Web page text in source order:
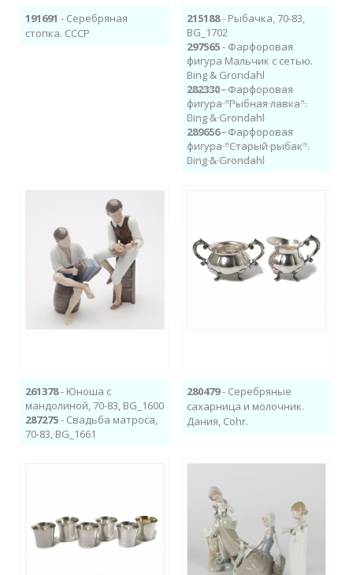
191691 - Серебряная
стопка. СССР
215188- Рыбачка, 70-83,
BG_1702
297565- Фарфоровая
фигура Мальчик с сетью.
Bing & Grondahl
282330- Фарфоровая
фигура "Рыбная лавка".
Bing & Grondahl
289656- Фарфоровая
фигура "Старый рыбак".
Bing & Grondahl
261378- Юноша с
мандолиной, 70-83, BG_1600
287275- Свадьба матроса,
70-83, BG_1661
280479- Серебряные
сахарница и молочник.
Дания, Cohr.